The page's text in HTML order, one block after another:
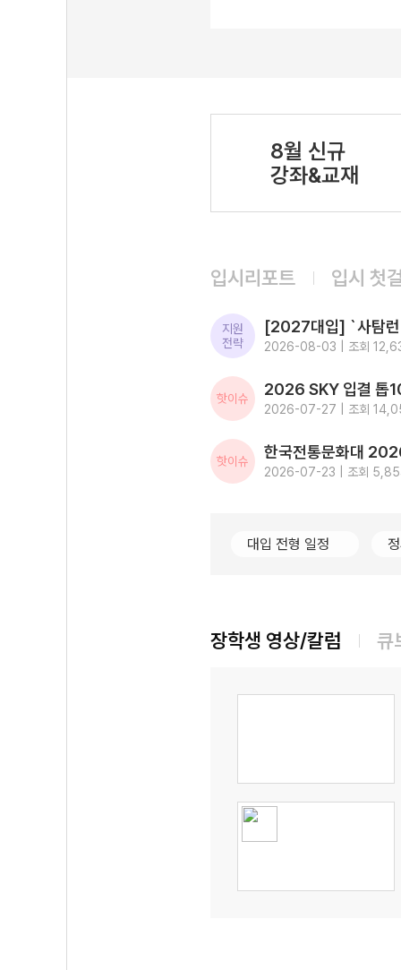
8월 신규
강좌&교재
입시리포트 입시 첫
지원
전략
2026-08-03 | 조회
핫이슈
2026-07-27 | 조회
핫이슈
2026-07-23 | 조회
대입 전형 일정
장학생 영상/칼럼 큐